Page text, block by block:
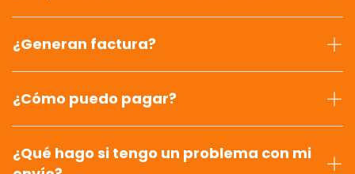
¿Generan factura?
¿Cómo puedo pagar?
¿Qué hago si tengo un problema con mi